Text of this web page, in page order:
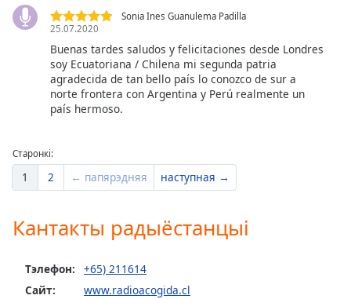
Sonia Ines Guanulema Padilla
25.07.2020
Buenas tardes saludos y felicitaciones desde Londres
soy Ecuatoriana / Chilena mi segunda patria
agradecida de tan bello país lo conozco de sur a
norte frontera con Argentina y Perú realmente un
país hermoso.
Старонкі:
1 2 ← папярэдняя наступная →
Кантакты радыёстанцыі
Тэлефон:
+65) 211614
Сайт:
www.radioacogida.cl